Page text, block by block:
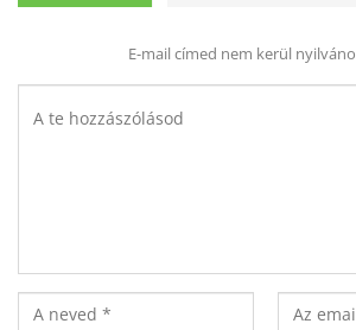
E-mail címed nem kerül